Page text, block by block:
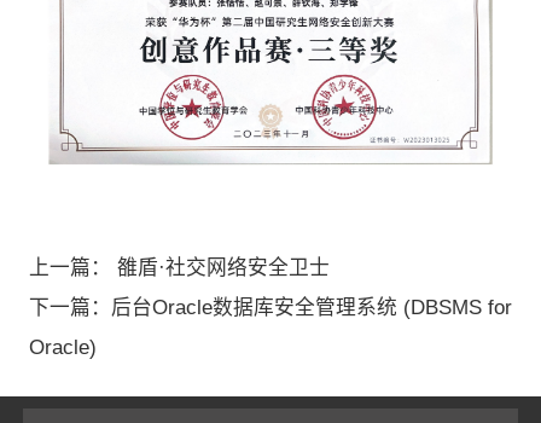
上一篇： 雒盾·社交网络安全卫士
下一篇：后台Oracle数据库安全管理系统 (DBSMS for
Oracle)